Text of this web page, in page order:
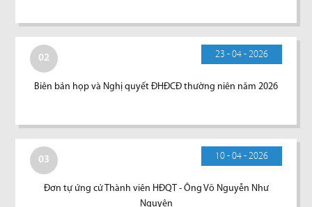
02 23 - 04 - 2026
Biên bản họp và Nghị quyết ĐHĐCĐ thường niên năm 2026
03 10 - 04 - 2026
Đơn tự ứng cử Thành viên HĐQT - Ông Võ Nguyễn Như
Nguyện